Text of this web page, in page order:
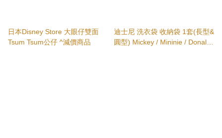
日本Disney Store 大眼仔雙面
Tsum Tsum公仔 ^減價商品
迪士尼 洗衣袋 收納袋 1套(長型&
圓型) Mickey / Mininie / Donald